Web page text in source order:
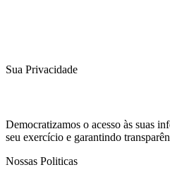
Sua Privacidade
Democratizamos o acesso às suas
seu exercício e garantindo
Nossas Politicas